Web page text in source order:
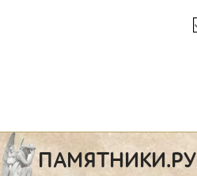
ПАМЯТНИКИ.РУ